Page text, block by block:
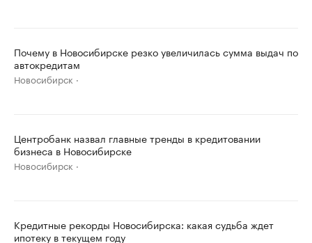
Почему в Новосибирске резко увеличилась сумма выдач по
автокредитам
Новосибирск
Центробанк назвал главные тренды в кредитовании
бизнеса в Новосибирске
Новосибирск
Кредитные рекорды Новосибирска: какая судьба ждет
ипотеку в текущем году